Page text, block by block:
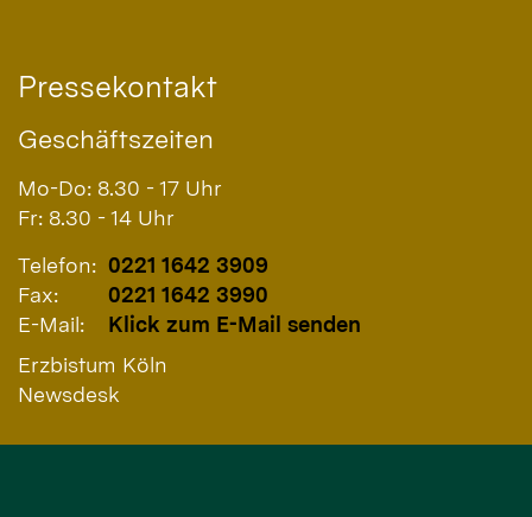
Pressekontakt
Geschäftszeiten
Mo-Do: 8.30 - 17 Uhr
Fr: 8.30 - 14 Uhr
Telefon: 0221 1642 3909
Fax:
0221 1642 3990
E-Mail:
Klick zum E-Mail senden
Erzbistum Köln
Newsdesk